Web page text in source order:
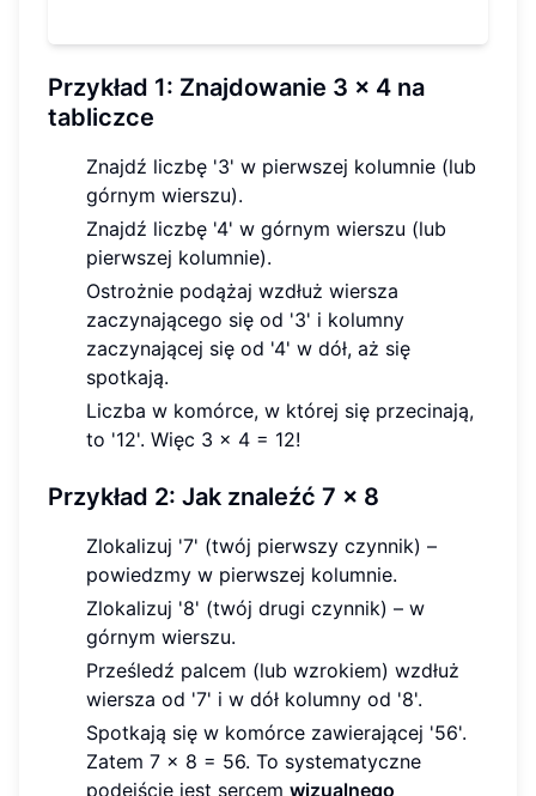
Przykład 1: Znajdowanie 3 x 4 na
tabliczce
Znajdź liczbę '3' w pierwszej kolumnie (lub
górnym wierszu).
Znajdź liczbę '4' w górnym wierszu (lub
pierwszej kolumnie).
Ostrożnie podążaj wzdłuż wiersza
zaczynającego się od '3' i kolumny
zaczynającej się od '4' w dół, aż się
spotkają.
Liczba w komórce, w której się przecinają,
to '12'. Więc 3 x 4 = 12!
Przykład 2: Jak znaleźć 7 x 8
Zlokalizuj '7' (twój pierwszy czynnik) –
powiedzmy w pierwszej kolumnie.
Zlokalizuj '8' (twój drugi czynnik) – w
górnym wierszu.
Prześledź palcem (lub wzrokiem) wzdłuż
wiersza od '7' i w dół kolumny od '8'.
Spotkają się w komórce zawierającej '56'.
Zatem 7 x 8 = 56. To systematyczne
podejście jest sercem wizualnego